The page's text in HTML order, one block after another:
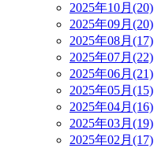
2025年10月(20)
2025年09月(20)
2025年08月(17)
2025年07月(22)
2025年06月(21)
2025年05月(15)
2025年04月(16)
2025年03月(19)
2025年02月(17)